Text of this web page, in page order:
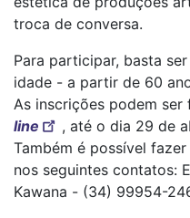
troca de conversa.
Para participar, basta
idade - a partir de 60
As inscrições podem ser
line
, até o dia 29 de
Também é possível
nos seguintes contatos:
Kawana - (34) 99954-